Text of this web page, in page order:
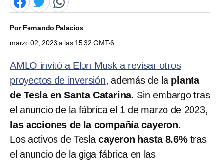
PorFernando Palacios
marzo 02, 2023 a las 15:32 GMT-6
AMLO invitó a Elon Musk a revisar otros
proyectos de inversión, además de la planta
de Tesla en Santa Catarina. Sin embargo tras
el anuncio de la fábrica el 1 de marzo de 2023,
las acciones de la compañía cayeron.
Los activos de Teslacayeron hasta 8.6%tras
el anuncio de la giga fábrica en las